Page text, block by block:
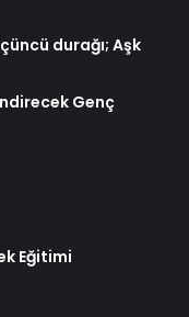
durağı; Aşk
Genç
Eğitimi